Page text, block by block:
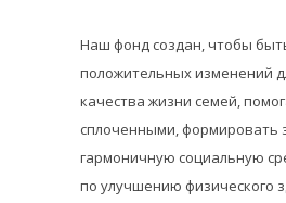
Наш фонд создан, чтобы
положительных изменений
качества жизни семей,
сплоченными, формировать
гармоничную социальную
по улучшению физического